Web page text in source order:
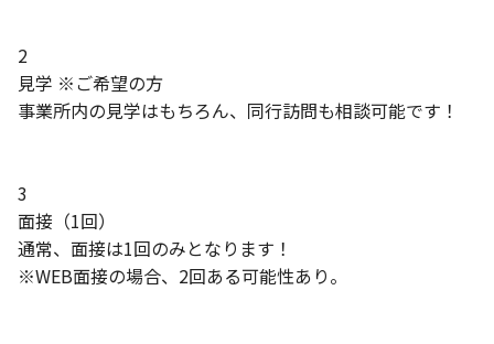
2
見学 ※ご希望の方
事業所内の見学はもちろん、同行訪問も相談可能です！
3
面接（1回）
通常、面接は1回のみとなります！
※WEB面接の場合、2回ある可能性あり。